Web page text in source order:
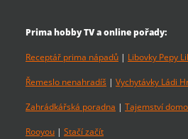
Prima hobby TV a online pořady:
Receptář prima nápadů | Libovky Pepy
Řemeslo nenahradíš | Vychytávky Ládi
Zahrádkářská poradna | Tajemství
Rooyou | Stačí začít